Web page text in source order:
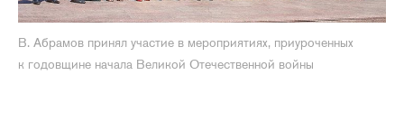
В. Абрамов принял участие в мероприятиях, приуроченных
к годовщине начала Великой Отечественной войны